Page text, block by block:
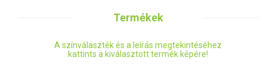
Termékek
A színválaszték és a leírás megtekintéséhez
kattints a kiválasztott termék képére!